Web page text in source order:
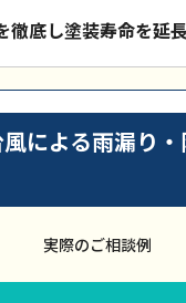
徹底し塗装寿命を延長
による雨漏り
実際のご相談例